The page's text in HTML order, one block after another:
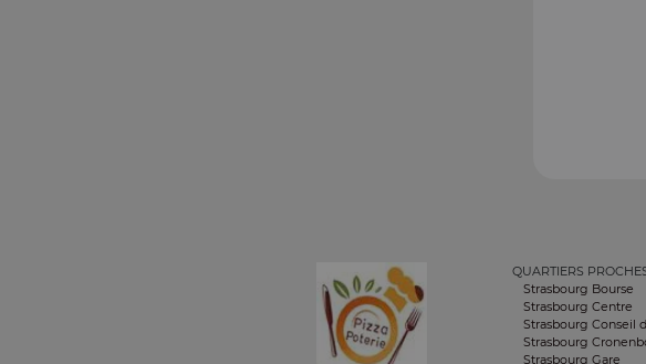
QUARTIERS
Strasbourg Bourse
Strasbourg Centre
Strasbourg Conseil
Strasbourg
Strasbourg Gare